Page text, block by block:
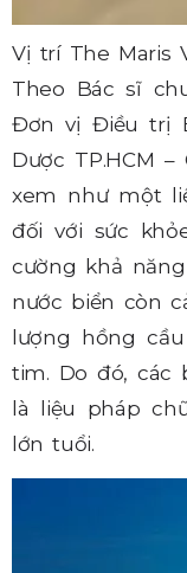
Vị trí The Maris
Theo Bác sĩ
Đơn vị Điều trị
Dược TP.HCM
xem như một
đối với sức
cường khả
nước biển còn
lượng hồng
tim. Do đó, các
là liệu pháp
lớn tuổi.